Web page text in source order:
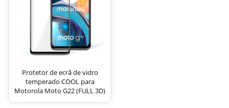
Protetor de ecrã de vidro
temperado COOL para
Motorola Moto G22 (FULL 3D)